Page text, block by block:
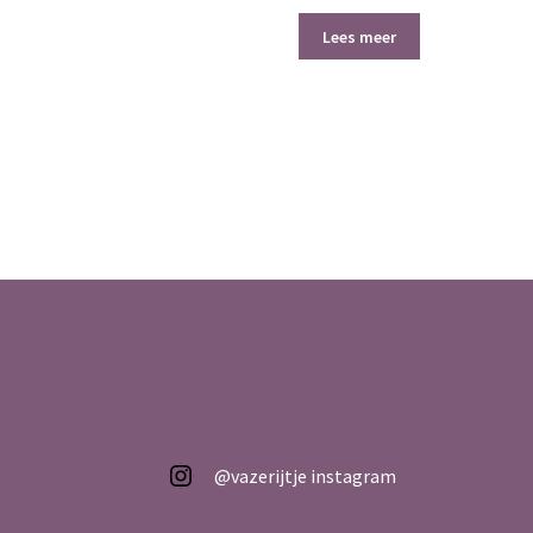
was:
€ 249,95.
Lees meer
@vazerijtje
@vazerijtje instagram